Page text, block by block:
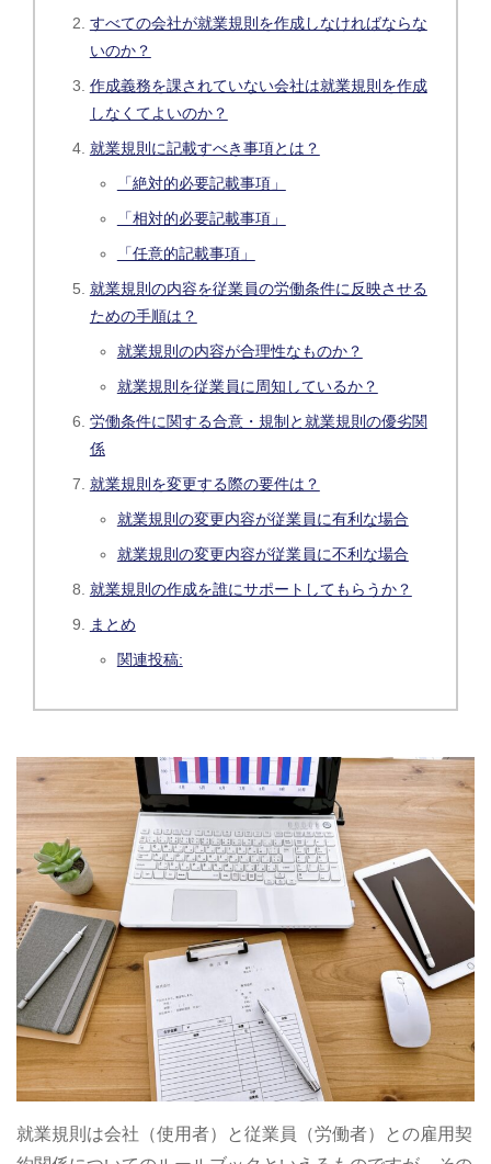
すべての会社が就業規則を作成しなければならな
いのか？
作成義務を課されていない会社は就業規則を作成
しなくてよいのか？
就業規則に記載すべき事項とは？
「絶対的必要記載事項」
「相対的必要記載事項」
「任意的記載事項」
就業規則の内容を従業員の労働条件に反映させる
ための手順は？
就業規則の内容が合理性なものか？
就業規則を従業員に周知しているか？
労働条件に関する合意・規制と就業規則の優劣関
係
就業規則を変更する際の要件は？
就業規則の変更内容が従業員に有利な場合
就業規則の変更内容が従業員に不利な場合
就業規則の作成を誰にサポートしてもらうか？
まとめ
関連投稿:
就業規則は会社（使用者）と従業員（労働者）との雇用契